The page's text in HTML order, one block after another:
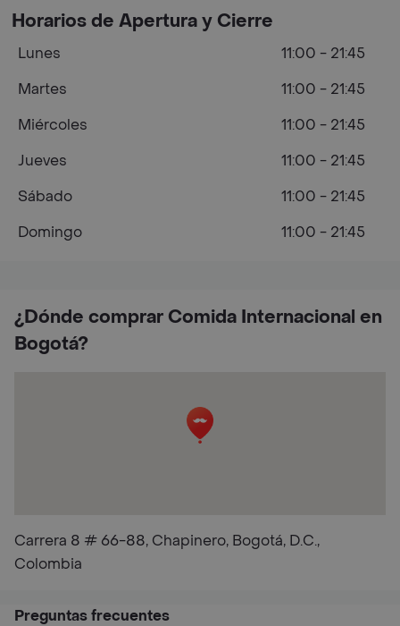
¿Dónde comprar Comida Internacional en
Bogotá?
Carrera 8 # 66-88, Chapinero, Bogotá, D.C.,
Colombia
Horarios de Apertura y Cierre
Lunes
11:00 - 21:45
Martes
11:00 - 21:45
Miércoles
11:00 - 21:45
Jueves
11:00 - 21:45
Sábado
11:00 - 21:45
Domingo
11:00 - 21:45
Preguntas frecuentes